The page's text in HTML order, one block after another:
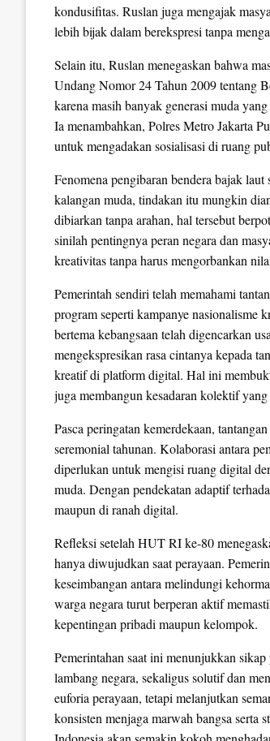
kondusifitas. Ruslan juga mengajak
lebih bijak dalam berekspresi tanpa
Selain itu, Ruslan menegaskan bahwa
Undang Nomor 24 Tahun 2009 tentang
karena masih banyak generasi muda
Ia menambahkan, Polres Metro Jakarta
untuk mengadakan sosialisasi di ruang
Fenomena pengibaran bendera bajak
kalangan muda, tindakan itu mungkin
dibiarkan tanpa arahan, hal tersebut
sinilah pentingnya peran negara dan
kreativitas tanpa harus mengorbankan
Pemerintah sendiri telah memahami
program seperti kampanye nasionalisme
bertema kebangsaan telah digencarkan
mengekspresikan rasa cintanya kepada
kreatif di platform digital. Hal ini
juga membangun kesadaran kolektif
Pasca peringatan kemerdekaan,
seremonial tahunan. Kolaborasi antara
diperlukan untuk mengisi ruang digital
muda. Dengan pendekatan adaptif
maupun di ranah digital.
Refleksi setelah HUT RI ke-80
hanya diwujudkan saat perayaan.
keseimbangan antara melindungi
warga negara turut berperan aktif
kepentingan pribadi maupun kelompok.
Pemerintahan saat ini menunjukkan
lambang negara, sekaligus solutif dan
euforia perayaan, tetapi melanjutkan
konsisten menjaga marwah bangsa serta